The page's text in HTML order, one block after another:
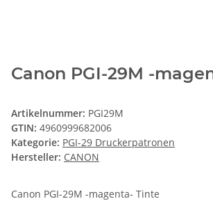
Canon PGI-29M -
Artikelnummer: PGI29M
GTIN: 4960999682006
Kategorie: PGI-29 Druckerpatronen
Hersteller: CANON
Canon PGI-29M -magenta- Tinte